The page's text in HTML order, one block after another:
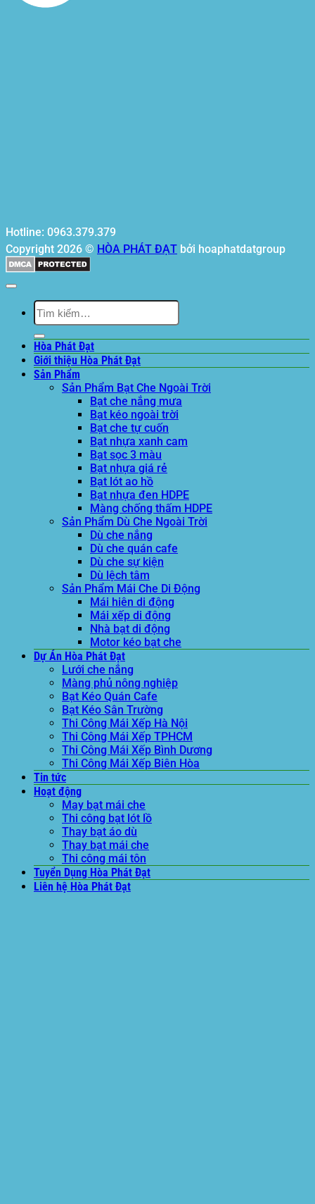
Hotline: 0963.379.379
Copyright 2026 © HÒA PHÁT ĐẠT bởi hoaphatdatgroup
Tìm
kiếm:
Hòa Phát Đạt
Giới thiệu Hòa Phát Đạt
Sản Phẩm
Sản Phẩm Bạt Che Ngoài Trời
Bạt che nắng mưa
Bạt kéo ngoài trời
Bạt che tự cuốn
Bạt nhựa xanh cam
Bạt sọc 3 màu
Bạt nhựa giá rẻ
Bạt lót ao hồ
Bạt nhựa đen HDPE
Màng chống thấm HDPE
Sản Phẩm Dù Che Ngoài Trời
Dù che nắng
Dù che quán cafe
Dù che sự kiện
Dù lệch tâm
Sản Phẩm Mái Che Di Động
Mái hiên di động
Mái xếp di động
Nhà bạt di động
Motor kéo bạt che
Dự Án Hòa Phát Đạt
Lưới che nắng
Màng phủ nông nghiệp
Bạt Kéo Quán Cafe
Bạt Kéo Sân Trường
Thi Công Mái Xếp Hà Nội
Thi Công Mái Xếp TPHCM
Thi Công Mái Xếp Bình Dương
Thi Công Mái Xếp Biên Hòa
Tin tức
Hoạt động
May bạt mái che
Thi công bạt lót lồ
Thay bạt áo dù
Thay bạt mái che
Thi công mái tôn
Tuyển Dụng Hòa Phát Đạt
Liên hệ Hòa Phát Đạt